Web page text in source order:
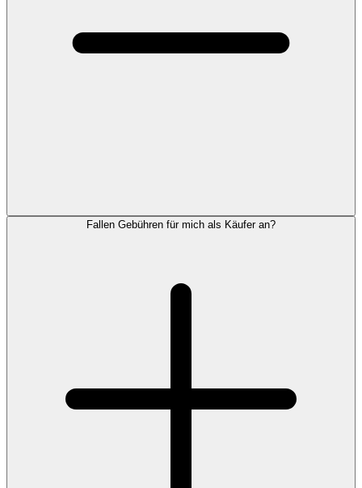
Fallen Gebühren für mich als Käufer an?